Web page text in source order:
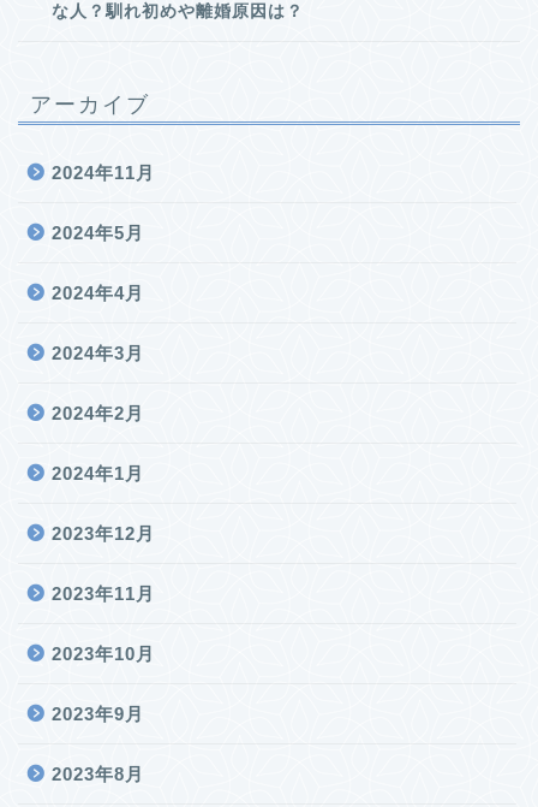
な人？馴れ初めや離婚原因は？
アーカイブ
2024年11月
2024年5月
2024年4月
2024年3月
2024年2月
2024年1月
2023年12月
2023年11月
2023年10月
2023年9月
2023年8月